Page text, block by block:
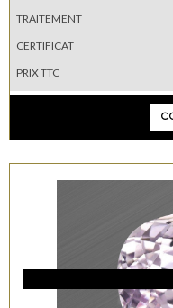
TRAITEMENT
CERTIFICAT
PRIX TTC